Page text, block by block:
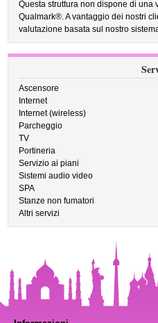
Questa struttura non dispone di una
Qualmark®. A vantaggio dei nostri
valutazione basata sul nostro
Ascensore
Internet
Internet (wireless)
Parcheggio
TV
Portineria
Servizio ai piani
Sistemi audio video
SPA
Stanze non fumatori
Altri servizi